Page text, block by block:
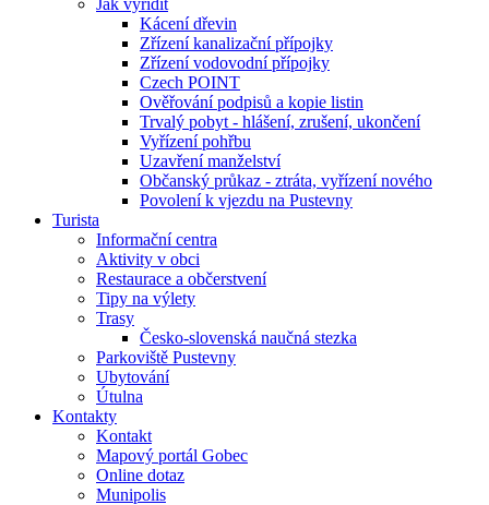
Jak vyřídit
Kácení dřevin
Zřízení kanalizační přípojky
Zřízení vodovodní přípojky
Czech POINT
Ověřování podpisů a kopie listin
Trvalý pobyt - hlášení, zrušení, ukončení
Vyřízení pohřbu
Uzavření manželství
Občanský průkaz - ztráta, vyřízení nového
Povolení k vjezdu na Pustevny
Turista
Informační centra
Aktivity v obci
Restaurace a občerstvení
Tipy na výlety
Trasy
Česko-slovenská naučná stezka
Parkoviště Pustevny
Ubytování
Útulna
Kontakty
Kontakt
Mapový portál Gobec
Online dotaz
Munipolis